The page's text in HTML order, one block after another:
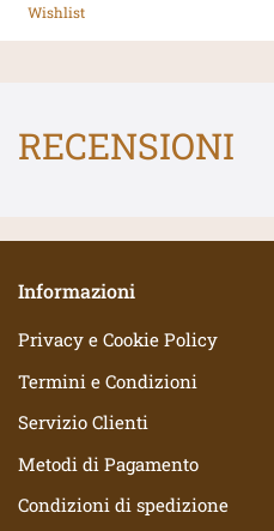
Wishlist
RECENSIONI
Informazioni
Privacy e Cookie Policy
Termini e Condizioni
Servizio Clienti
Metodi di Pagamento
Condizioni di spedizione